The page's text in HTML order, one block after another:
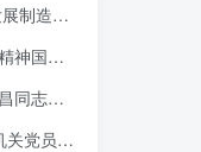
文稿PPT下载
课件下载
课ppt课件
PPT下载